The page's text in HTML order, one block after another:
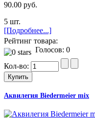
90.00 руб.
5 шт.
[Подробнее...]
Рейтинг товара:
Голосов: 0
Кол-во:
Аквилегия Biedermeier mix